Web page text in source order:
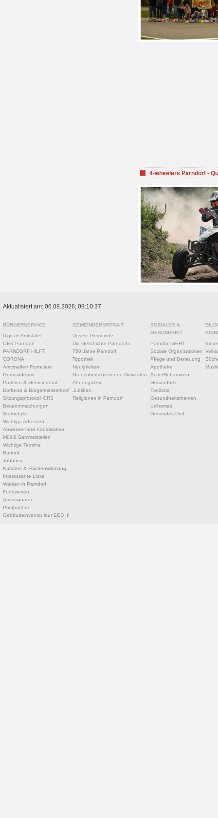
4-wheelers Parndorf -
Aktualisiert am: 06.08.2026; 09:10:37
BÜRGERSERVICE
Digitale Amtstafel
ÖEK Parndorf
PARNDORF HILFT
CORONA
Amtshelfer/ Formulare
Gemeindeamt
Parteien & Gemeinderat
Dorfbote & Bürgermeisterbrief
Sitzungsprotokoll GRS
Bekanntmachungen
Sterbefälle
Wichtige Adressen
Abwasser und Kanalisation
Müll & Sammelstellen
Wichtige Termine
Bauhof
Jobbörse
Kataster & Flächenwidmung
Interessante Links
Wahlen in Parndorf
Fundwesen
Amtssignatur
Postpartner
Gebäudeinventar laut EED III
GEMEINDEPORTRAIT
Unsere Gemeinde
Die Geschichte Parndorfs
750 Jahre Parndorf
Topothek
Neuigkeiten
Grenzüberschreitende Aktivitäten
Ahnengalerie
Jubiläen
Religionen in Parndorf
SOZIALES &
GESUNDHEIT
Parndorf GEHT
Soziale Organisationen
Pflege und Betreuung
Apotheke
Ärzte/Hebammen
Gesundheit
Tierärzte
Gesundheitsthemen
Leihomas
Gesundes Dorf